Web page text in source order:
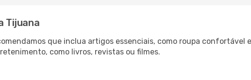
Tijuana
que inclua artigos essenciais, como roupa confortável
como livros, revistas ou filmes.